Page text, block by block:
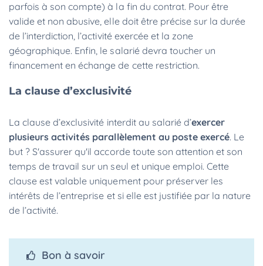
parfois à son compte) à la fin du contrat. Pour être
valide et non abusive, elle doit être précise sur la durée
de l’interdiction, l’activité exercée et la zone
géographique. Enfin, le salarié devra toucher un
financement en échange de cette restriction.
La clause d’exclusivité
La clause d’exclusivité interdit au salarié d’exercer
plusieurs activités parallèlement au poste exercé. Le
but ? S'assurer qu'il accorde toute son attention et son
temps de travail sur un seul et unique emploi. Cette
clause est valable uniquement pour préserver les
intérêts de l’entreprise et si elle est justifiée par la nature
de l’activité.
Bon à savoir